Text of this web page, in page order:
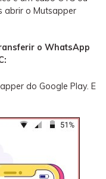
abrir o Mutsapper
o WhatsApp
do Google Play. E